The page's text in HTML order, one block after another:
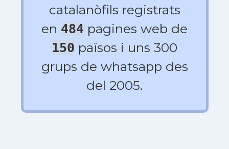
catalanòfils registrats
en 484 pagines web de
150 països i uns 300
grups de whatsapp des
del 2005.